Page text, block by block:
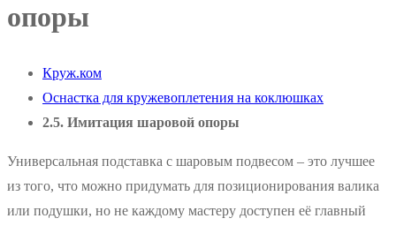
опоры
Круж.ком
Оснастка для кружевоплетения на коклюшках
2.5. Имитация шаровой опоры
Универсальная подставка с шаровым подвесом – это лучшее
из того, что можно придумать для позиционирования валика
или подушки, но не каждому мастеру доступен её главный